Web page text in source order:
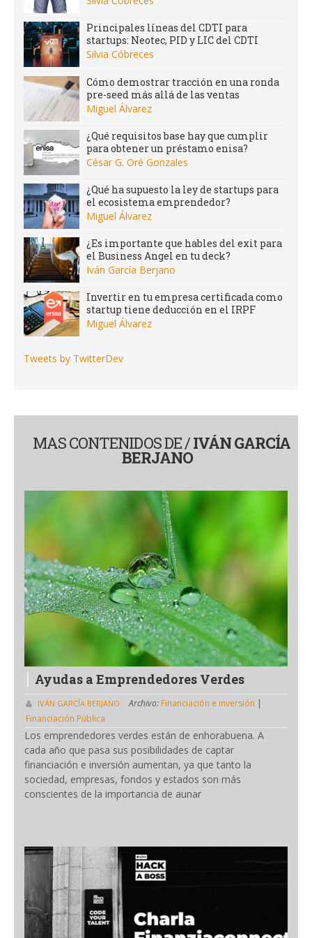
Principales líneas del CDTI para
startups: Neotec, PID y LIC del CDTI
Silvia Cóbreces
Cómo demostrar tracción en una ronda
pre-seed más allá de las ventas
Miguel Álvarez
¿Qué requisitos base hay que cumplir
para obtener un préstamo enisa?
César G. Oré Gonzales
¿Qué ha supuesto la ley de startups para
el ecosistema emprendedor?
Miguel Álvarez
¿Es importante que hables del exit para
el Business Angel en tu deck?
Iván García Berjano
Invertir en tu empresa certificada como
startup tiene deducción en el IRPF
Miguel Álvarez
Tweets by TwitterDev
MAS CONTENIDOS DE /IVÁN GARCÍA
BERJANO
Ayudas a Emprendedores Verdes
IVÁN GARCÍA BERJANO Archivo: Financiación e inversión |
Financiación Pública
Los emprendedores verdes están de enhorabuena. A
cada año que pasa sus posibilidades de captar
financiación e inversión aumentan, ya que tanto la
sociedad, empresas, fondos y estados son más
conscientes de la importancia de aunar